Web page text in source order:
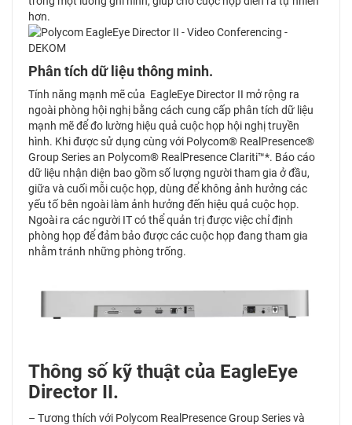
hơn.
Phân tích dữ liệu thông minh.
Tính năng mạnh mẽ của EagleEye Director II mở rộng ra
ngoài phòng hội nghị bằng cách cung cấp phân tích dữ liệu
mạnh mẽ để đo lường hiệu quả cuộc họp hội nghị truyền
hình. Khi được sử dụng cùng với Polycom® RealPresence®
Group Series an Polycom® RealPresence Clariti™*. Báo cáo
dữ liệu nhận diện bao gồm số lượng người tham gia ở đầu,
giữa và cuối mỗi cuộc họp, dùng để không ảnh hưởng các
yếu tố bên ngoài làm ảnh hưởng đến hiệu quả cuộc họp.
Ngoài ra các người IT có thể quản trị được việc chỉ định
phòng họp để đảm bảo được các cuộc họp đang tham gia
nhằm tránh những phòng trống.
Thông số kỹ thuật của EagleEye
Director II.
– Tương thích với Polycom RealPresence Group Series và